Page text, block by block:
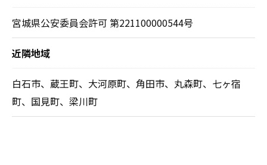
宮城県公安委員会許可 第221100000544号
近隣地域
白石市、蔵王町、大河原町、角田市、丸森町、七ヶ宿
町、国見町、梁川町